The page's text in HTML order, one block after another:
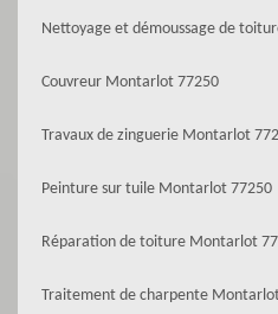
Nettoyage et démoussage de
Couvreur Montarlot 77250
Travaux de zinguerie Montarlot
Peinture sur tuile Montarlot 77250
Réparation de toiture Montarlot
Traitement de charpente